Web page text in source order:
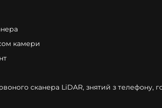
камери
сканера LiDAR, знятий з телефону,